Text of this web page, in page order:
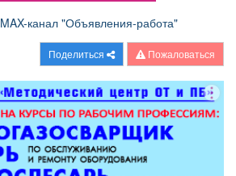
MAX-канал "Объявления-работа"
Поделиться Пожаловаться